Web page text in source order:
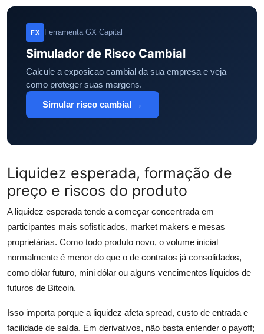
FX Ferramenta GX Capital
Simulador de Risco Cambial
Calcule a exposicao cambial da sua empresa e veja
como proteger suas margens.
Simular risco cambial →
Liquidez esperada, formação de
preço e riscos do produto
A liquidez esperada tende a começar concentrada em
participantes mais sofisticados, market makers e mesas
proprietárias. Como todo produto novo, o volume inicial
normalmente é menor do que o de contratos já consolidados,
como dólar futuro, mini dólar ou alguns vencimentos líquidos de
futuros de Bitcoin.
Isso importa porque a liquidez afeta spread, custo de entrada e
facilidade de saída. Em derivativos, não basta entender o payoff;